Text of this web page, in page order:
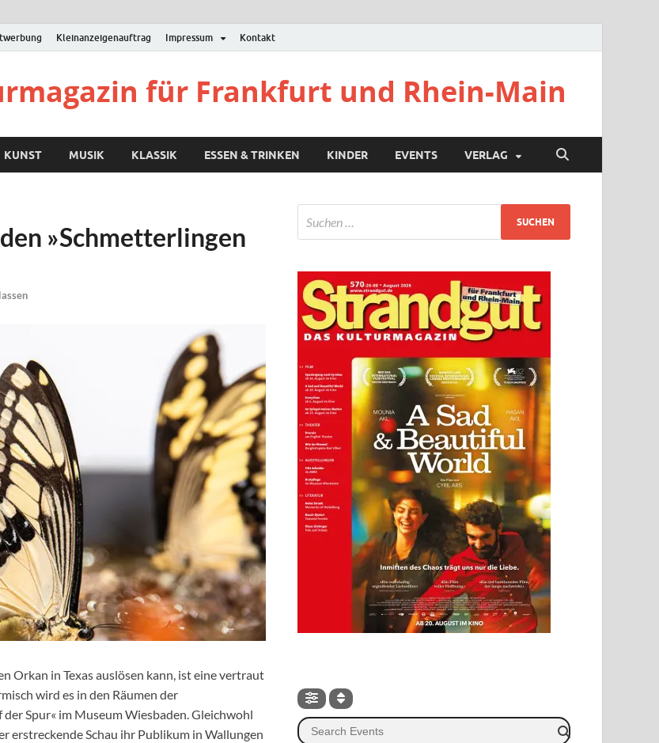
Kleinanzeigenauftrag Impressum Kontakt
für Frankfurt und Rhein-Main
KUNST MUSIK KLASSIK ESSEN & TRINKEN KINDER EVENTS VERLAG
»Schmetterlingen
Orkan in Texas auslösen kann, ist eine vertraut
wird es in den Räumen der
Spur« im Museum Wiesbaden. Gleichwohl
erstreckende Schau ihr Publikum in Wallungen